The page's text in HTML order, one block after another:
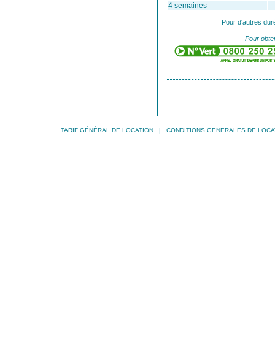
4 semaines
Pour d'autres
Pour
TARIF GÉNÉRAL DE LOCATION| CONDITIONS GENERALES DE